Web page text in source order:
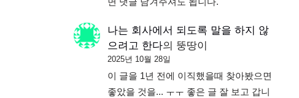
나는 회사에서 되도록 말을 하지 않
으려고 한다의 뚱땅이
2025년 10월 28일
이 글을 1년 전에 이직했을때 찾아봤으면
좋았을 것을... ㅜㅜ 좋은 글 잘 보고 갑니